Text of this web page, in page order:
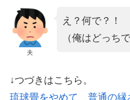
夫
え？何で？！
（俺はどっち
↓つづきはこちら。
琉球畳をやめて、普通の